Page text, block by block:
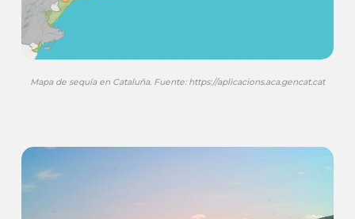
Mapa de sequía en Cataluña. Fuente: https://aplicacions.aca.gencat.cat